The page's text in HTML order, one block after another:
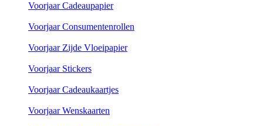
Voorjaar Cadeaupapier
Voorjaar Consumentenrollen
Voorjaar Zijde Vloeipapier
Voorjaar Stickers
Voorjaar Cadeaukaartjes
Voorjaar Wenskaarten